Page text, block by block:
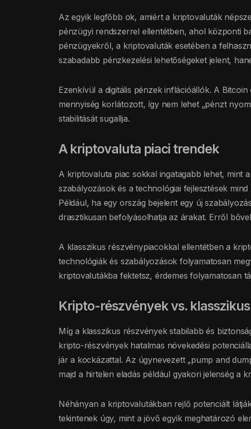
Az egyik legfőbb ok, amiért a kriptovaluták
pénzügyi rendszerrel ellentétben, ahol központi
pénzügyekről, a kriptovaluták esetében a
szabadabb pénzkezelési lehetőségeket jelent,
Ezenkívül a digitális pénzek inflációállók. A
mennyiség korlátozott, így nem lehet „pénzt
stabilitását sugallja.
A kriptovaluta piaci trendek
A kriptovaluta piac sokkal ingatagabb lehet, mint
szabályozások és a technológiai fejlesztések
Például, ha egy ország bejelent egy új
drasztikusan befolyásolhatja az árakat. Erről
A klasszikus részvénypiacokkal ellentétben a
technológiák és szabályozások folyamatosan
kriptovalutákba fektetsz, érdemes folyamatosan
Kripto-részvények vs.
Míg a klasszikus részvények stabilabb és
kripto-részvények hatalmas növekedési
jár a kockázattal. Az úgynevezett „pump and
majd a hirtelen eladás például gyakori jelenség a
Néhányan a kriptovalutákban rejlő potenciált
tekintenek úgy, mint a jövő egyik meghatározó